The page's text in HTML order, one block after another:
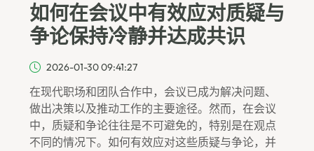
如何在会议中有效应对质疑与
争论保持冷静并达成共识
2026-01-30 09:41:27
在现代职场和团队合作中，会议已成为解决问题、
做出决策以及推动工作的主要途径。然而，在会议
中，质疑和争论往往是不可避免的，特别是在观点
不同的情况下。如何有效应对这些质疑与争论，并